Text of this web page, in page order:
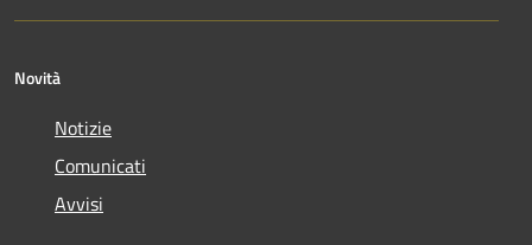
Novità
Notizie
Comunicati
Avvisi